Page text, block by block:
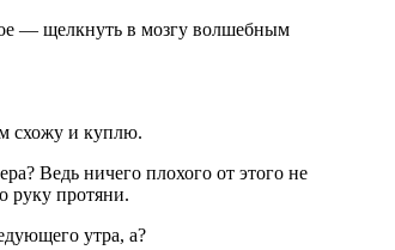
— щелкнуть в мозгу волшебным
схожу и куплю.
Ведь ничего плохого от этого не
руку протяни.
утра, а?